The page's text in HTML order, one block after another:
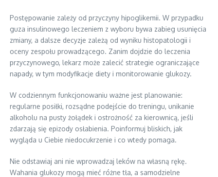
Postępowanie zależy od przyczyny hipoglikemii. W przypadku
guza insulinowego leczeniem z wyboru bywa zabieg usunięcia
zmiany, a dalsze decyzje zależą od wyniku histopatologii i
oceny zespołu prowadzącego. Zanim dojdzie do leczenia
przyczynowego, lekarz może zalecić strategie ograniczające
napady, w tym modyfikacje diety i monitorowanie glukozy.
W codziennym funkcjonowaniu ważne jest planowanie:
regularne posiłki, rozsądne podejście do treningu, unikanie
alkoholu na pusty żołądek i ostrożność za kierownicą, jeśli
zdarzają się epizody osłabienia. Poinformuj bliskich, jak
wygląda u Ciebie niedocukrzenie i co wtedy pomaga.
Nie odstawiaj ani nie wprowadzaj leków na własną rękę.
Wahania glukozy mogą mieć różne tła, a samodzielne